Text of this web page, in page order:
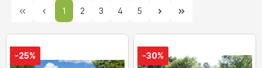
1 2 3 4 5
-25% -30%